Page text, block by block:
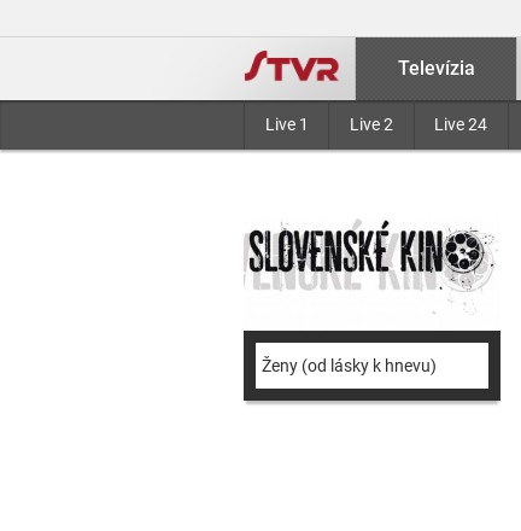
Televízia
Live 1 Live 2 Live 24
Ženy (od lásky k hnevu)